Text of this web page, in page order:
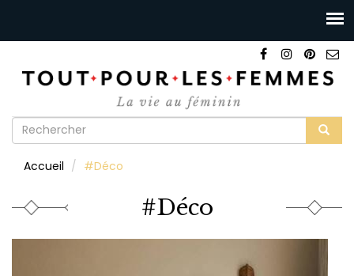
Formulaire
recherche
Accueil #Déco
#Déco